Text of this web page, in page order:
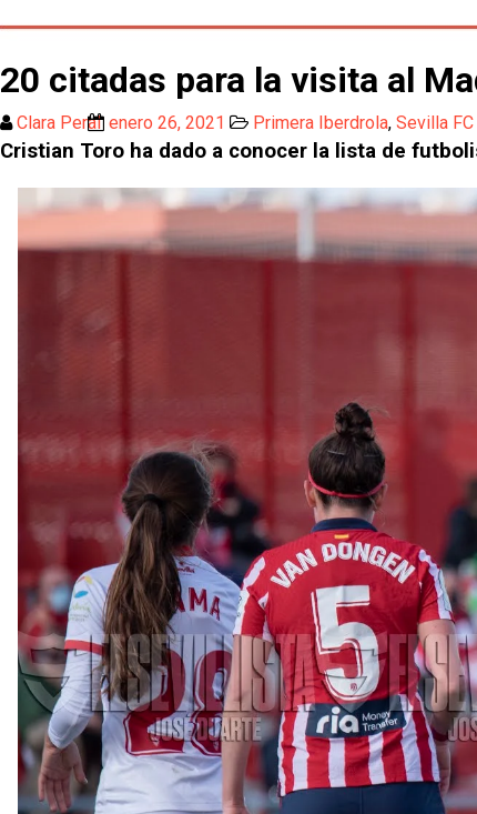
20 citadas para la visita al
Clara Peral enero 26, 2021 Primera Iberdrola, Sevilla
Cristian Toro ha dado a conocer la lista de